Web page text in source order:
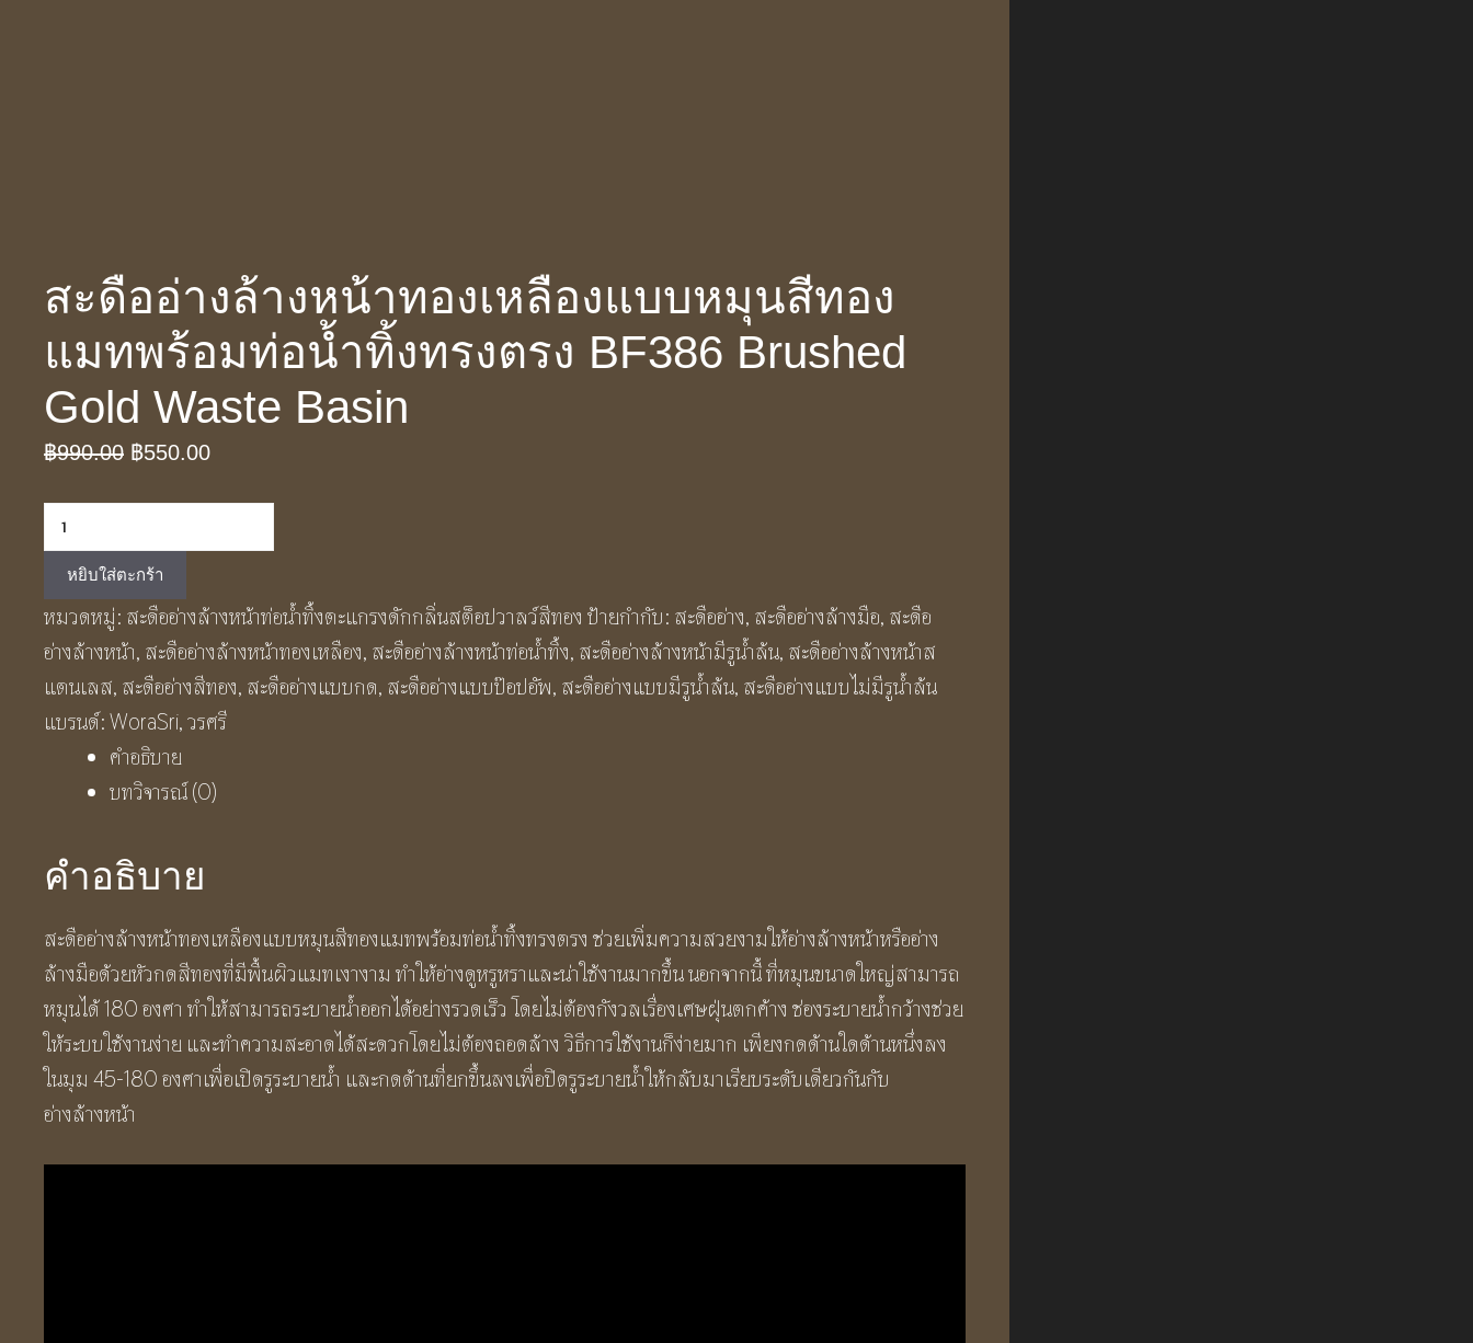
สะดืออ่างล้างหน้าทองเหลืองแบบหมุนสีทอง
แมทพร้อมท่อน้ำทิ้งทรงตรง BF386 Brushed
Gold Waste Basin
฿990.00 Original
฿990.00.
฿550.00Current
฿550.00.
จำนวน
สะดือ
อ่างล้างหน้า
ทอง
เหลือง
แบบ
หมุน
พร้อม
น้ำ
ทิ้ง
ทรง
ตรง
BF386
Brushed
หยิบใส่ตะกร้า
หมวดหมู่: สะดืออ่างล้างหน้าท่อน้ำทิ้งตะแกรงดักกลิ่นสต็อปวาลว์สีทอง ป้ายกำกับ: สะดืออ่าง, สะดืออ่างล้างมือ, สะดือ
อ่างล้างหน้า, สะดืออ่างล้างหน้าทองเหลือง, สะดืออ่างล้างหน้าท่อน้ำทิ้ง, สะดืออ่างล้างหน้ามีรูน้ำล้น, สะดืออ่างล้างหน้าส
แตนเลส, สะดืออ่างสีทอง, สะดืออ่างแบบกด, สะดืออ่างแบบป๊อปอัพ, สะดืออ่างแบบมีรูน้ำล้น, สะดืออ่างแบบไม่มีรูน้ำล้น
แบรนด์:WoraSri,วรศรี
คำอธิบาย
บทวิจารณ์ (0)
คำอธิบาย
สะดืออ่างล้างหน้าทองเหลืองแบบหมุนสีทองแมทพร้อมท่อน้ำทิ้งทรงตรง ช่วยเพิ่มความสวยงามให้อ่างล้างหน้าหรืออ่าง
ล้างมือด้วยหัวกดสีทองที่มีพื้นผิวแมทเงางาม ทำให้อ่างดูหรูหราและน่าใช้งานมากขึ้น นอกจากนี้ ที่หมุนขนาดใหญ่สามารถ
หมุนได้ 180 องศา ทำให้สามารถระบายน้ำออกได้อย่างรวดเร็ว โดยไม่ต้องกังวลเรื่องเศษฝุ่นตกค้าง ช่องระบายน้ำกว้างช่วย
ให้ระบบใช้งานง่าย และทำความสะอาดได้สะดวกโดยไม่ต้องถอดล้าง วิธีการใช้งานก็ง่ายมาก เพียงกดด้านใดด้านหนึ่งลง
ในมุม 45-180 องศาเพื่อเปิดรูระบายน้ำ และกดด้านที่ยกขึ้นลงเพื่อปิดรูระบายน้ำให้กลับมาเรียบระดับเดียวกันกับ
อ่างล้างหน้า